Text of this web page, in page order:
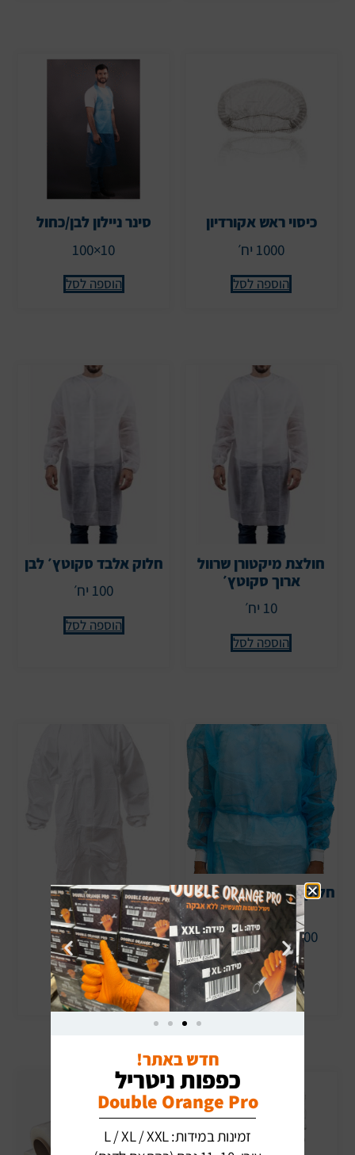
כיסוי ראש אקורדיון
1000 יח׳
הוספה לסל
סינר ניילון לבן/כחול
10×100
הוספה לסל
חולצת מיקטורן שרוול
ארוך סקוטץ׳
10 יח׳
הוספה לסל
חלוק אלבד סקוטץ׳ לבן
100 יח׳
הוספה לסל
חלוק 30 גרם לרופא כחול
+ מנג’ט
100 יח׳ (10 בחבילה)
הוספה לסל
סרבל מיגון לבן
40 יח׳
הוספה לסל
חדש באתר!
כפפות ניטריל
Double Orange Pro
זמינות במידות: L / XL / XXL